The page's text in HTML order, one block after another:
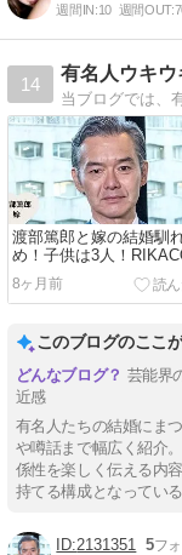
週間IN:10 週間OUT:
14
有名人ウキ
渡部篤郎と嫁の結婚馴
め！子供は3人！
の離婚理由は？
8ヶ月前
このブログのここ
芸能界
近感
有名人たちの結婚にま
や噂話まで幅広く紹介
係性を楽しく伝える内
持てる構成となっている
2131351 5